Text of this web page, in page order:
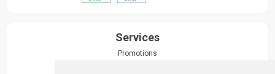
Services
Promotions